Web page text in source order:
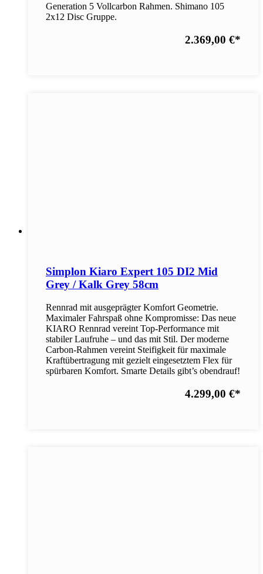
Generation 5 Vollcarbon Rahmen. Shimano 105
2x12 Disc Gruppe.
2.369,00 €*
Simplon Kiaro Expert 105 DI2 Mid
Grey / Kalk Grey 58cm
Rennrad mit ausgeprägter Komfort Geometrie.
Maximaler Fahrspaß ohne Kompromisse: Das neue
KIARO Rennrad vereint Top-Performance mit
stabiler Laufruhe – und das mit Stil. Der moderne
Carbon-Rahmen vereint Steifigkeit für maximale
Kraftübertragung mit gezielt eingesetztem Flex für
spürbaren Komfort. Smarte Details gibt’s obendrauf!
4.299,00 €*